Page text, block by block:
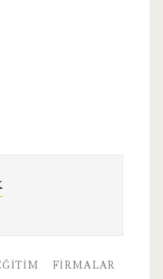
FIRMALAR